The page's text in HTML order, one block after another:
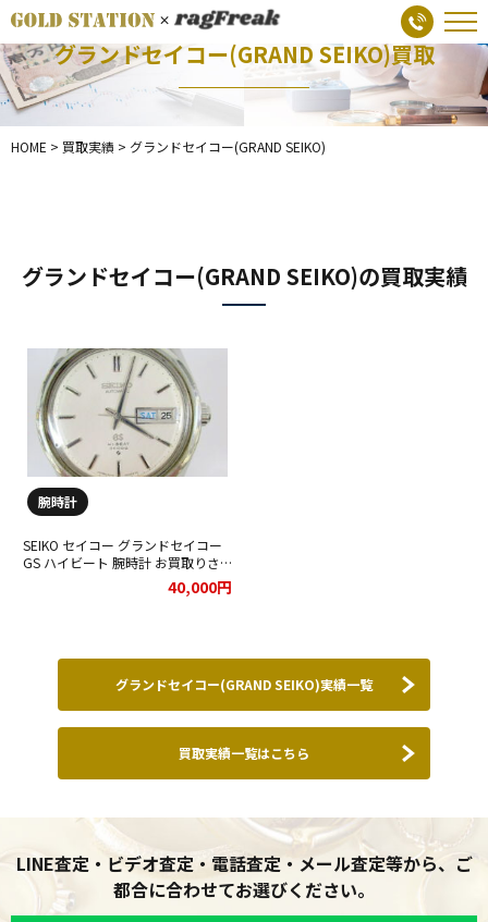
グランドセイコー(GRAND SEIKO)買取
HOME > 買取実績 > グランドセイコー(GRAND SEIKO)
グランドセイコー(GRAND SEIKO)の買取実績
腕時計
SEIKO セイコー グランドセイコー
GS ハイビート 腕時計 お買取りさ
40,000円
グランドセイコー(GRAND SEIKO)実績一覧
買取実績一覧はこちら
LINE査定・ビデオ査定・電話査定・メール査定等から、ご
都合に合わせてお選びください。